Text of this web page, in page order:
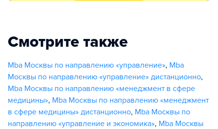
Смотрите также
Mba Москвы по направлению «управление», Mba
Москвы по направлению «управление» дистанционно,
Mba Москвы по направлению «менеджмент в сфере
медицины», Mba Москвы по направлению «менеджмент
в сфере медицины» дистанционно, Mba Москвы по
направлению «управление и экономика», Mba Москвы